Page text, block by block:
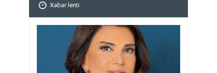
Xəbər lenti